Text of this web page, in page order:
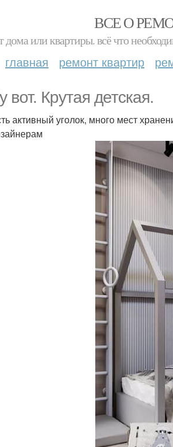
ВСЕ О
дома или квартиры. всё что
главная ремонт квартир
вот. Крутая детская.
активный уголок, много мест